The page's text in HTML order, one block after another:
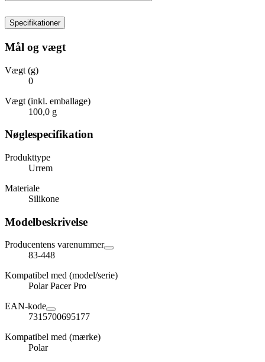
Specifikationer
Mål og vægt
Vægt (g)
0
Vægt (inkl. emballage)
100,0 g
Nøglespecifikation
Produkttype
Urrem
Materiale
Silikone
Modelbeskrivelse
Producentens varenummer
83-448
Kompatibel med (model/serie)
Polar Pacer Pro
EAN-kode
7315700695177
Kompatibel med (mærke)
Polar